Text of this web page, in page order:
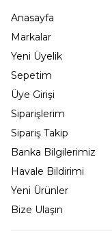
Anasayfa
Markalar
Yeni Üyelik
Sepetim
Üye Girişi
Siparişlerim
Sipariş Takip
Banka Bilgilerimiz
Havale Bildirimi
Yeni Ürünler
Bize Ulaşın